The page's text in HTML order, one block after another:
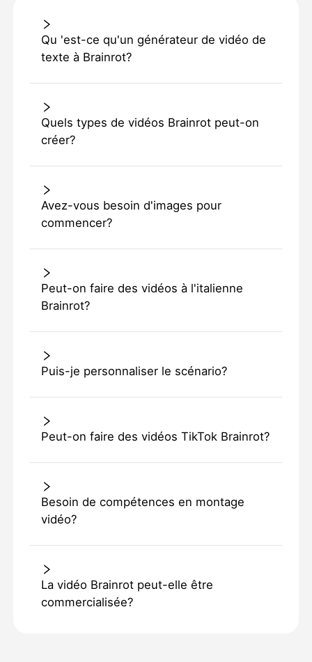
Qu 'est-ce qu'un générateur de vidéo de
texte à Brainrot?
Quels types de vidéos Brainrot peut-on
créer?
Avez-vous besoin d'images pour
commencer?
Peut-on faire des vidéos à l'italienne
Brainrot?
Puis-je personnaliser le scénario?
Peut-on faire des vidéos TikTok Brainrot?
Besoin de compétences en montage
vidéo?
La vidéo Brainrot peut-elle être
commercialisée?